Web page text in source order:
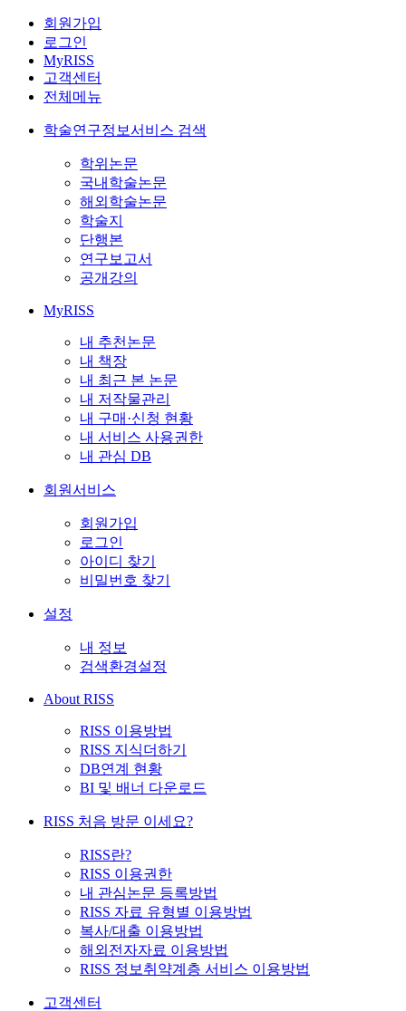
회원가입
로그인
MyRISS
고객센터
전체메뉴
학술연구정보서비스 검색
학위논문
국내학술논문
해외학술논문
학술지
단행본
연구보고서
공개강의
MyRISS
내 추천논문
내 책장
내 최근 본 논문
내 저작물관리
내 구매·신청 현황
내 서비스 사용권한
내 관심 DB
회원서비스
회원가입
로그인
아이디 찾기
비밀번호 찾기
설정
내 정보
검색환경설정
About RISS
RISS 이용방법
RISS 지식더하기
DB연계 현황
BI 및 배너 다운로드
RISS 처음 방문 이세요?
RISS란?
RISS 이용권한
내 관심논문 등록방법
RISS 자료 유형별 이용방법
복사/대출 이용방법
해외전자자료 이용방법
RISS 정보취약계층 서비스 이용방법
고객센터